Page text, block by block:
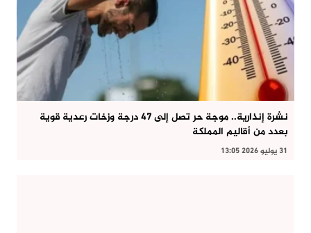
نشرة إنذارية.. موجة حر تصل إلى 47 درجة وزخات رعدية قوية
بعدد من أقاليم المملكة
31 يوليو 2026 13:05